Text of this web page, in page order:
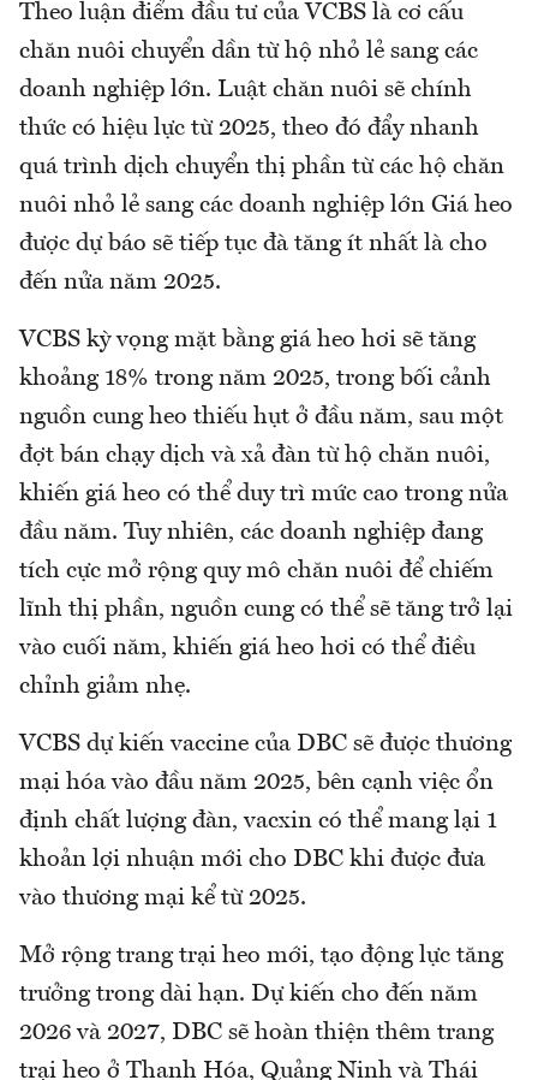
Theo luận điểm đầu tư của VCBS là cơ cấu
chăn nuôi chuyển dần từ hộ nhỏ lẻ sang các
doanh nghiệp lớn. Luật chăn nuôi sẽ chính
thức có hiệu lực từ 2025, theo đó đẩy nhanh
quá trình dịch chuyển thị phần từ các hộ chăn
nuôi nhỏ lẻ sang các doanh nghiệp lớn Giá heo
được dự báo sẽ tiếp tục đà tăng ít nhất là cho
đến nửa năm 2025.
VCBS kỳ vọng mặt bằng giá heo hơi sẽ tăng
khoảng 18% trong năm 2025, trong bối cảnh
nguồn cung heo thiếu hụt ở đầu năm, sau một
đợt bán chạy dịch và xả đàn từ hộ chăn nuôi,
khiến giá heo có thể duy trì mức cao trong nửa
đầu năm. Tuy nhiên, các doanh nghiệp đang
tích cực mở rộng quy mô chăn nuôi để chiếm
lĩnh thị phần, nguồn cung có thể sẽ tăng trở lại
vào cuối năm, khiến giá heo hơi có thể điều
chỉnh giảm nhẹ.
VCBS dự kiến vaccine của DBC sẽ được thương
mại hóa vào đầu năm 2025, bên cạnh việc ổn
định chất lượng đàn, vacxin có thể mang lại 1
khoản lợi nhuận mới cho DBC khi được đưa
vào thương mại kể từ 2025.
Mở rộng trang trại heo mới, tạo động lực tăng
trưởng trong dài hạn. Dự kiến cho đến năm
2026 và 2027, DBC sẽ hoàn thiện thêm trang
trại heo ở Thanh Hóa, Quảng Ninh và Thái